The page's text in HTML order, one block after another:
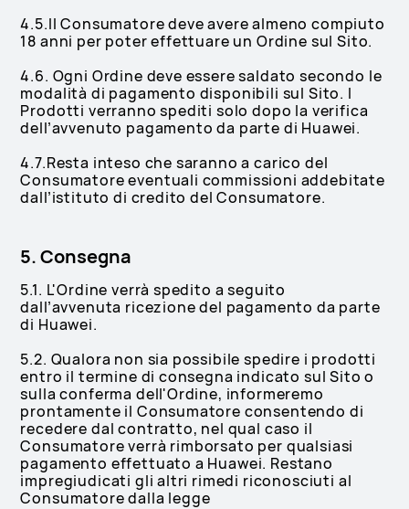
4.5.Il Consumatore deve avere almeno compiuto
18 anni per poter effettuare un Ordine sul Sito.
4.6. Ogni Ordine deve essere saldato secondo le
modalità di pagamento disponibili sul Sito. I
Prodotti verranno spediti solo dopo la verifica
dell’avvenuto pagamento da parte di Huawei.
4.7.Resta inteso che saranno a carico del
Consumatore eventuali commissioni addebitate
dall’istituto di credito del Consumatore.
5. Consegna
5.1. L'Ordine verrà spedito a seguito
dall’avvenuta ricezione del pagamento da parte
di Huawei.
5.2. Qualora non sia possibile spedire i prodotti
entro il termine di consegna indicato sul Sito o
sulla conferma dell'Ordine, informeremo
prontamente il Consumatore consentendo di
recedere dal contratto, nel qual caso il
Consumatore verrà rimborsato per qualsiasi
pagamento effettuato a Huawei. Restano
impregiudicati gli altri rimedi riconosciuti al
Consumatore dalla legge